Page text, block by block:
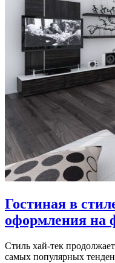
Гостиная в
оформления на
Стиль хай-тек
самых популярных